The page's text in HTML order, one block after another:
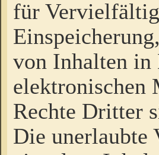
für
von Inhalten in
elektronischen
Rechte Dritter
Die unerlaubte